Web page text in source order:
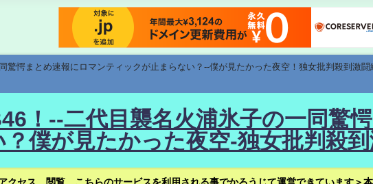
驚愕まとめ速報にロマンティックが止まらない？--僕が見たかった夜空！独女批判殺到激
！--二代目襲名火浦氷子の一同驚
僕が見たかった夜空-独女批判殺
クセス、閲覧、こちらのサービスを利用される事でかろうじて運営できています＞